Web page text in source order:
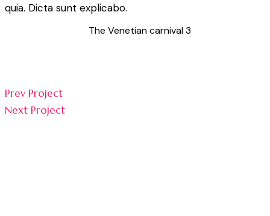
quia. Dicta sunt explicabo.
The Venetian carnival 3
Prev Project
Next Project